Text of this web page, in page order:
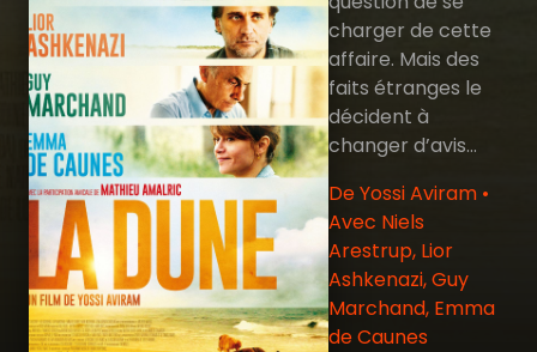
charger de cette
affaire. Mais des
faits étranges le
décident à
changer d’avis…
De Yossi Aviram •
Avec Niels
Arestrup, Lior
Ashkenazi, Guy
Marchand, Emma
de Caunes